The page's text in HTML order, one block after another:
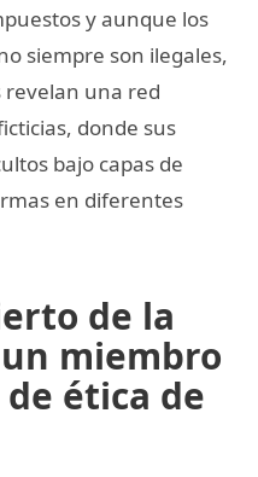
y aunque los
siempre son ilegales,
revelan una red
donde sus
bajo capas de
en diferentes
de la
miembro
ética de